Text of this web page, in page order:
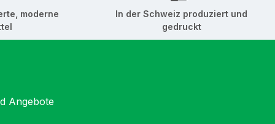
index
lien
moderne
In der Schweiz produziert und
gedruckt
Angebote